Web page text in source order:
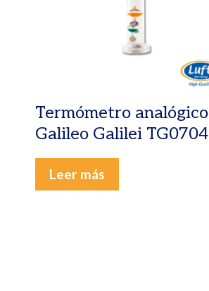
Termómetro analógico
Galileo Galilei TG0704
Leer más